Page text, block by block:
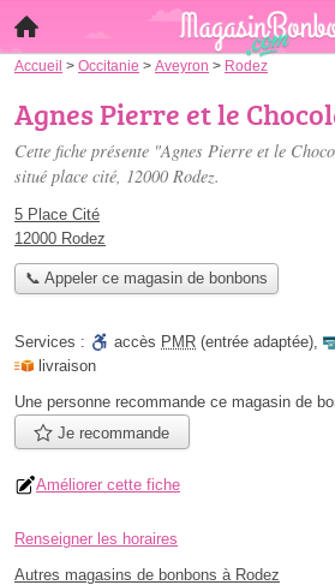
Accueil > Occitanie > Aveyron > Rodez
Agnes Pierre et le
Cette fiche présente "Agnes Pierre et le
situé place cité, 12000 Rodez.
5 Place Cité
12000 Rodez
📞 Appeler ce magasin de bonbons
Services : accès PMR (entrée adaptée),
livraison
Une personne recommande ce magasin de
Je recommande
Améliorer cette fiche
Renseigner les horaires
Autres magasins de bonbons à Rodez